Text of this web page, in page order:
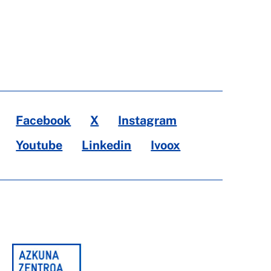
Facebook X
Instagram
Youtube
Linkedin Ivoox